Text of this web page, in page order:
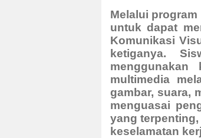
Melalui
untuk dapat
Komunikasi
ketiganya.
multimedia
gambar, suara,
menguasai
yang
keselamatan